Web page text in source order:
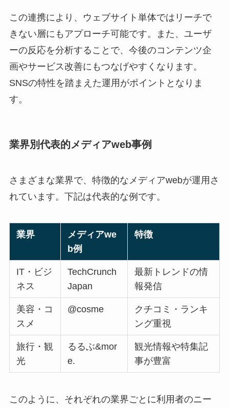
この連携により、ウェブサイト単体ではリーチで
きない層にもアプローチ可能です。また、ユーザ
ーの反応を分析することで、今後のコンテンツ企
画やサービス改善にもつなげやすくなります。
SNSの特性を踏まえた運用がポイントとなりま
す。
業界別代表的メディアweb事例
さまざまな業界で、特徴的なメディアwebが運用さ
れています。下記は代表的な例です。
業界
メディアwe
b例
特徴
IT・ビジ
ネス
TechCrunch
Japan
最新トレンドの情
報発信
美容・コ
スメ
@cosme
クチコミ・ランキ
ング重視
旅行・観
光
るるぶ&mor
e.
観光情報や特集記
事が豊富
このように、それぞれの業界ごとに利用者のニー